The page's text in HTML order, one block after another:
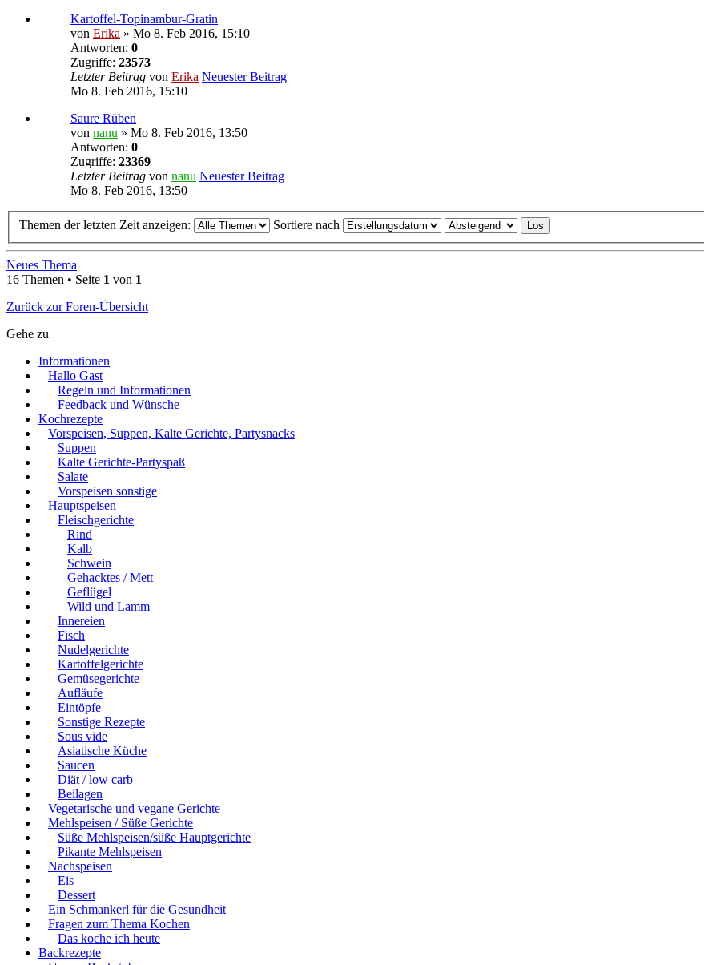
Kartoffel-Topinambur-Gratin
von Erika » Mo 8. Feb 2016, 15:10
Antworten: 0
Zugriffe: 23573
Letzter Beitrag von Erika Neuester Beitrag
Mo 8. Feb 2016, 15:10
Saure Rüben
von nanu » Mo 8. Feb 2016, 13:50
Antworten: 0
Zugriffe: 23369
Letzter Beitrag von nanu Neuester Beitrag
Mo 8. Feb 2016, 13:50
Themen der letzten Zeit anzeigen: Sortiere nach
Neues Thema
16 Themen • Seite 1 von 1
Zurück zur Foren-Übersicht
Gehe zu
Informationen
Hallo Gast
Regeln und Informationen
Feedback und Wünsche
Kochrezepte
Vorspeisen, Suppen, Kalte Gerichte, Partysnacks
Suppen
Kalte Gerichte-Partyspaß
Salate
Vorspeisen sonstige
Hauptspeisen
Fleischgerichte
Rind
Kalb
Schwein
Gehacktes / Mett
Geflügel
Wild und Lamm
Innereien
Fisch
Nudelgerichte
Kartoffelgerichte
Gemüsegerichte
Aufläufe
Eintöpfe
Sonstige Rezepte
Sous vide
Asiatische Küche
Saucen
Diät / low carb
Beilagen
Vegetarische und vegane Gerichte
Mehlspeisen / Süße Gerichte
Süße Mehlspeisen/süße Hauptgerichte
Pikante Mehlspeisen
Nachspeisen
Eis
Dessert
Ein Schmankerl für die Gesundheit
Fragen zum Thema Kochen
Das koche ich heute
Backrezepte